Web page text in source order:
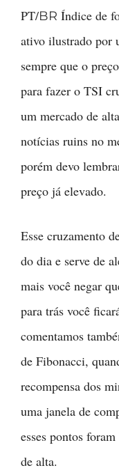
PT/BR Índice de
ativo ilustrado por
sempre que o
para fazer o TSI
um mercado de
notícias ruins no
porém devo
preço já elevado.
Esse cruzamento
do dia e serve de
mais você negar
para trás você
comentamos
de Fibonacci,
recompensa dos
uma janela de
esses pontos
de alta.